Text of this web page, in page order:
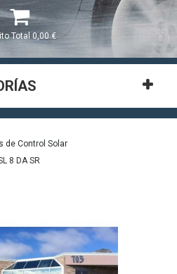
Total 0,00 €
de Control Solar
8 DA SR